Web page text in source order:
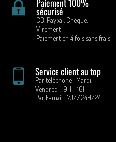
Paiement 100%
sécurisé
CB, Paypal, Chèque,
Virement
Paiement en 4 fois sans frais
!
Service client au top
Par téléphone : Mardi,
Vendredi : 9H - 16H
Par E-mail : 7J/7 24H/24